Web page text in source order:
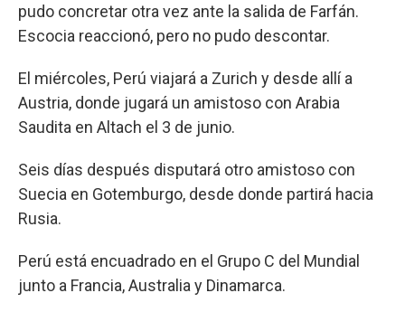
pudo concretar otra vez ante la salida de Farfán.
Escocia reaccionó, pero no pudo descontar.
El miércoles, Perú viajará a Zurich y desde allí a
Austria, donde jugará un amistoso con Arabia
Saudita en Altach el 3 de junio.
Seis días después disputará otro amistoso con
Suecia en Gotemburgo, desde donde partirá hacia
Rusia.
Perú está encuadrado en el Grupo C del Mundial
junto a Francia, Australia y Dinamarca.